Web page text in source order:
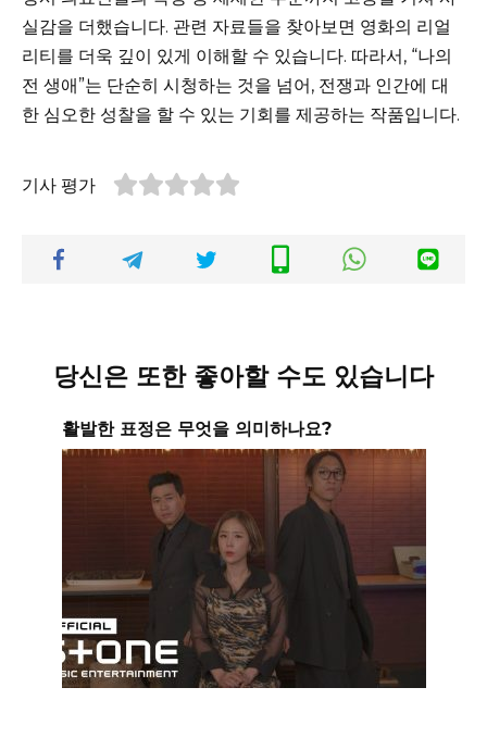
실감을 더했습니다. 관련 자료들을 찾아보면 영화의 리얼
리티를 더욱 깊이 있게 이해할 수 있습니다. 따라서, “나의
전 생애”는 단순히 시청하는 것을 넘어, 전쟁과 인간에 대
한 심오한 성찰을 할 수 있는 기회를 제공하는 작품입니다.
기사 평가
당신은 또한 좋아할 수도 있습니다
활발한 표정은 무엇을 의미하나요?